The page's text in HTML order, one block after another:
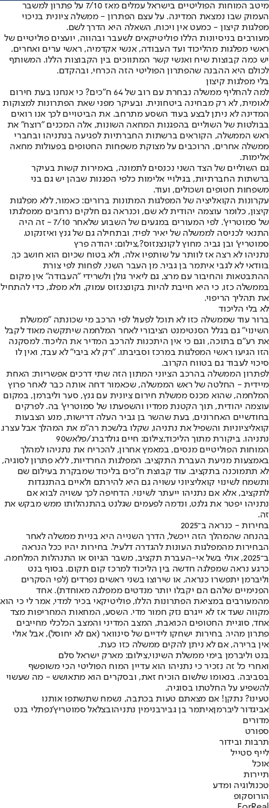
מיטב המוחות הפוליטיים בישראל עמלים מאז 7/10 על פתרון למשבר
העמוק שבו נמצאת המדינה. על עצם הפתרון - ממשלה ציונית בניכוי
מפלגות קיצון - כמעט אין ויכוח, השאלה היא הדרך לשם.
מעורבים בניסיונות הללו פוליטיקאים לשעבר ובהווה, יועצים פוליטיים של
ראשי מפלגות מהליכוד ועד העבודה, אנשי אקדמיה, ראשי ערים ואחרים.
יש כמה קבוצות שיח ואנשי קשר המתווכים בין הקבוצות הללו. המשותף
לכולם היא ההבנה שהפתרון הפוליטי הזה הכרחי, ובהקדם.
בלי מפלגות קיצון
למה להחליף ממשלה נבחרת עם רוב של 64 ח"כים? כי אנחנו בעת חירום
לאומית, לא רק מבחינה ביטחונית. ובעיקר מפני שאת הפתרונות למצוקות
המדינה לא ניתן לבצע בעוד השסע מתרחב. את הביטויים לכך אנו רואים
בבולטות של השוליים בהפגנות המחאה השונות, אלה המכנים "רוצח" את
ראש הממשלה, הקוראים ברשתות החברתיות לפגיעה בנתניהו ובחברי
ממשלה אחרים, הרוכבים על מצוקת משפחות החטופים בפעולות מחאה
אלימות.
גם השוליים של הצד השני נכנסים לתמונה, באמירות קשות בעיקר
ברשתות החברתיות, בגילויי אלימות כלפי הפגנות שבהן יש גם בני
משפחות חטופים ושכולים, ועוד.
עקרונות הקואליציה של המפלגות המתונות ברורים: כאמור, ללא מפלגות
קיצון, כלומר עוצמה יהודית לא שם, וכנראה גם חלקים נרחבים ממפלגתו
של סמוטריץ'. לפי המעורים במגעים של השבוע שלאחר 7/10 - זה היה
התנאי לכניסה לממשלה של יאיר לפיד, ובתחילה גם של גנץ ואיזנקוט.
סמוטריץ' ובן גביר. מחוץ לקונצנזוס?,צילום: יהודה פרץ
נתניהו לא רצה אז לוותר על שותפיו אלה, ולא בטוח שכיום הוא חושב כך,
בוודאי לא לגבי איתמר בן גביר. מן העבר השני, לפחות לפי צורת
ההתבטאות והחיבור עם מרצ, גם ליאיר גולן ולשרידי "העבודה" אין מקום
בממשלה כזו, כי היא חייבת להיות בקונצנזוס עמוק, ולא מפלג, כדי להתחיל
את תהליך הריפוי.
לא בלי הליכוד
ברור עוד שממשלה כזו לא תוכל לפעול לפי הרכב מי שכונתה "ממשלת
השינוי" גם בגלל הסנטימנט הציבורי לאחר המלחמה שיתקשה מאוד לקבל
את רע"ם בתוכה, וגם כי אין היתכנות להרכב המדיר את הליכוד. למסקנה
הזו הגיעו ראשי המפלגות במרכז וסביבתו. "רק לא ביבי" לא עבד, ואין לו
סיכוי לעבוד גם בטווח הקרוב.
לפתרון הממשלה בהרכב הציוני המתון הזה שתי דרכים אפשריות: האחת
מיידית - החלטה של ראש הממשלה, שכאמור דחה אותה כבר לאחר פרוץ
המלחמה, שהוא מכנס ממשלת חירום ציונית עם גנץ, סער וליברמן, במקום
עוצמה יהודית, תוך הקטנת ממדיו והשפעתו של סמוטריץ' בה. לפרקים
בחודשיים האחרונים, בעת שהשר בן גביר העלה דרישות, מנע הצבעות
קואליציוניות והשפיל את נתניהו, שקלו בלשכת רה"מ את המהלך אבל עצרו.
נתניהו. ביקורת מתוך הליכוד,צילום: חיים גולדברג/פלאש90
המוחות הפוליטיים מנסים, במאמץ אחרון, להכריח את נתניהו למהלך
באמצעות מניעת העברת התקציב. המפלגות החרדיות, ללא פתרון לסוגיה,
לא תתמוכנה בתקציב. עוד קבוצת ח"כים בליכוד שמבקרת בעילום שם
ותשמח לשינוי קואליציוני עשויה גם היא להירתם ולאיים בהתנגדות
לתקציב, אלא אם נתניהו ייעתר לשינוי. הדחיפה לכך עשויה לבוא אם
נתניהו יפטר את גלנט, ונדמה לפעמים שגלנט בהתנהלותו ממש מבקש את
זה.
בחירות - כנראה ב־2025
בהנחה שהמהלך הזה ייכשל, הדרך השנייה היא בניית ממשלה לאחר
הבחירות מהמפלגות העונות להגדרה דלעיל. בחירות יהיו ככל הנראה
ב־2025, אולי בשל אי-העברת תקציב, משבר הגיוס או התנהלות המלחמה.
כרגע נראה שמפלגה חדשה בין הליכוד למרכז קום תקום. בסוף בנט
וליברמן יתפשרו כנראה, או שירוצו בשני ראשים נפרדים (לפי הסקרים
הפנימיים שלהם הם יקבלו יותר מנדטים ממפלגה מאוחדת). אחד
מהמעורבים במציאת הפתרונות הללו, פוליטיקאי בכיר למדי, אמר לי כי הוא
מקווה שעד אז לא ייגרם נזק חמור מדי. השסע, המחאות המחריפות מצד
אחד, סוגיית החטופים הכואבת, המצב המדיני והמצב הכלכלי מחייבים
פתרון מהיר. בחירות ישחקו לידיים של סינוואר (אם לא יחוסל), אבל אולי
אין ברירה, אם לא ניתן להקים ממשלה כזו כעת.
בנט וליברמן בימי ממשלת השינוי,צילום: מארק ישראל סלם
ואחרי כל זה נזכיר כי נתניהו הוא עדיין המוח הפוליטי הכי משופשף
בסביבה. בנאומו שלשום הוכיח זאת, ובסקרים הוא מתאושש - מה שעשוי
להשפיע על החלטתו בסוגיה.
טעינו? נתקן! אם מצאתם טעות בכתבה, נשמח שתשתפו אותנו
אביגדור ליברמןאיתמר בן גבירבנימין נתניהובצלאל סמוטריץ'נפתלי בנט
מדורים
ספורט
תרבות ובידור
לייף סטייל
אוכל
תיירות
טכנולוגיה ומדע
הורוסקופ